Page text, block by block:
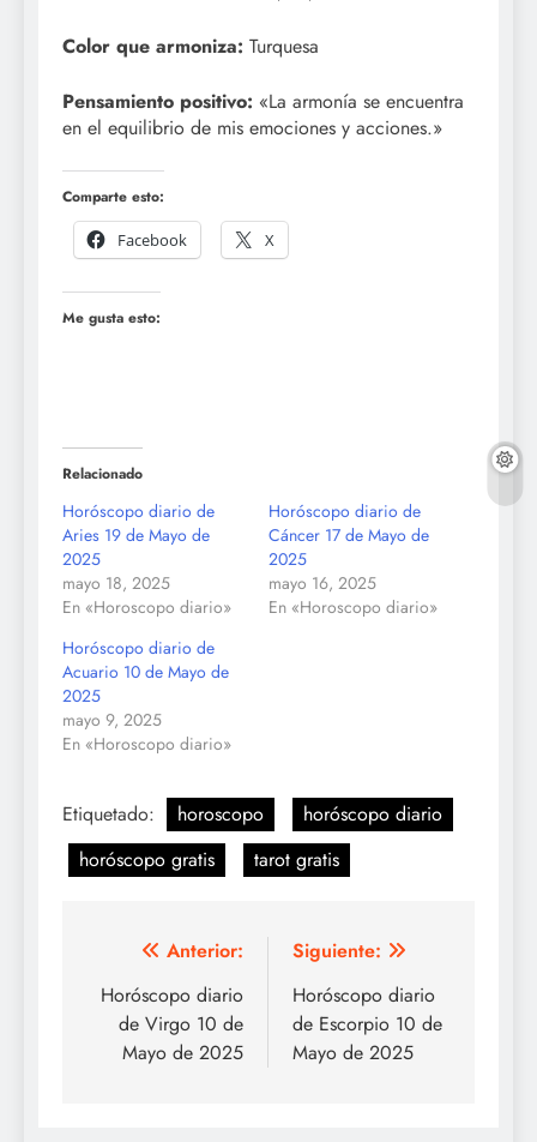
Color que armoniza: Turquesa
Pensamiento positivo: «La armonía se encuentra
en el equilibrio de mis emociones y acciones.»
Comparte esto:
Facebook
X
Me gusta esto:
Relacionado
Horóscopo diario de
Aries 19 de Mayo de
2025
mayo 18, 2025
En «Horoscopo diario»
Horóscopo diario de
Cáncer 17 de Mayo de
2025
mayo 16, 2025
En «Horoscopo diario»
Horóscopo diario de
Acuario 10 de Mayo de
2025
mayo 9, 2025
En «Horoscopo diario»
Etiquetado: horoscopo
horóscopo diario
horóscopo gratis
tarot gratis
Navegación
de
entradas
Anterior:
Horóscopo diario
de Virgo 10 de
Mayo de 2025
Siguiente:
Horóscopo diario
de Escorpio 10 de
Mayo de 2025